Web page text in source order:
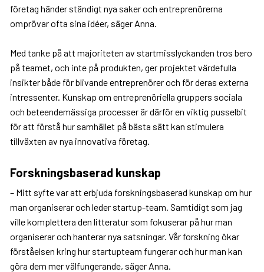
företag händer ständigt nya saker och entreprenörerna
omprövar ofta sina idéer, säger Anna.
Med tanke på att majoriteten av startmisslyckanden tros bero
på teamet, och inte på produkten, ger projektet värdefulla
insikter både för blivande entreprenörer och för deras externa
intressenter. Kunskap om entreprenöriella gruppers sociala
och beteendemässiga processer är därför en viktig pusselbit
för att förstå hur samhället på bästa sätt kan stimulera
tillväxten av nya innovativa företag.
Forskningsbaserad kunskap
– Mitt syfte var att erbjuda forskningsbaserad kunskap om hur
man organiserar och leder startup-team. Samtidigt som jag
ville komplettera den litteratur som fokuserar på hur man
organiserar och hanterar nya satsningar. Vår forskning ökar
förståelsen kring hur startupteam fungerar och hur man kan
göra dem mer välfungerande, säger Anna.